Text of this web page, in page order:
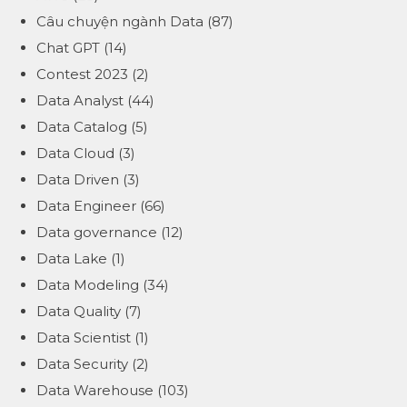
Câu chuyện ngành Data (87)
Chat GPT (14)
Contest 2023 (2)
Data Analyst (44)
Data Catalog (5)
Data Cloud (3)
Data Driven (3)
Data Engineer (66)
Data governance (12)
Data Lake (1)
Data Modeling (34)
Data Quality (7)
Data Scientist (1)
Data Security (2)
Data Warehouse (103)